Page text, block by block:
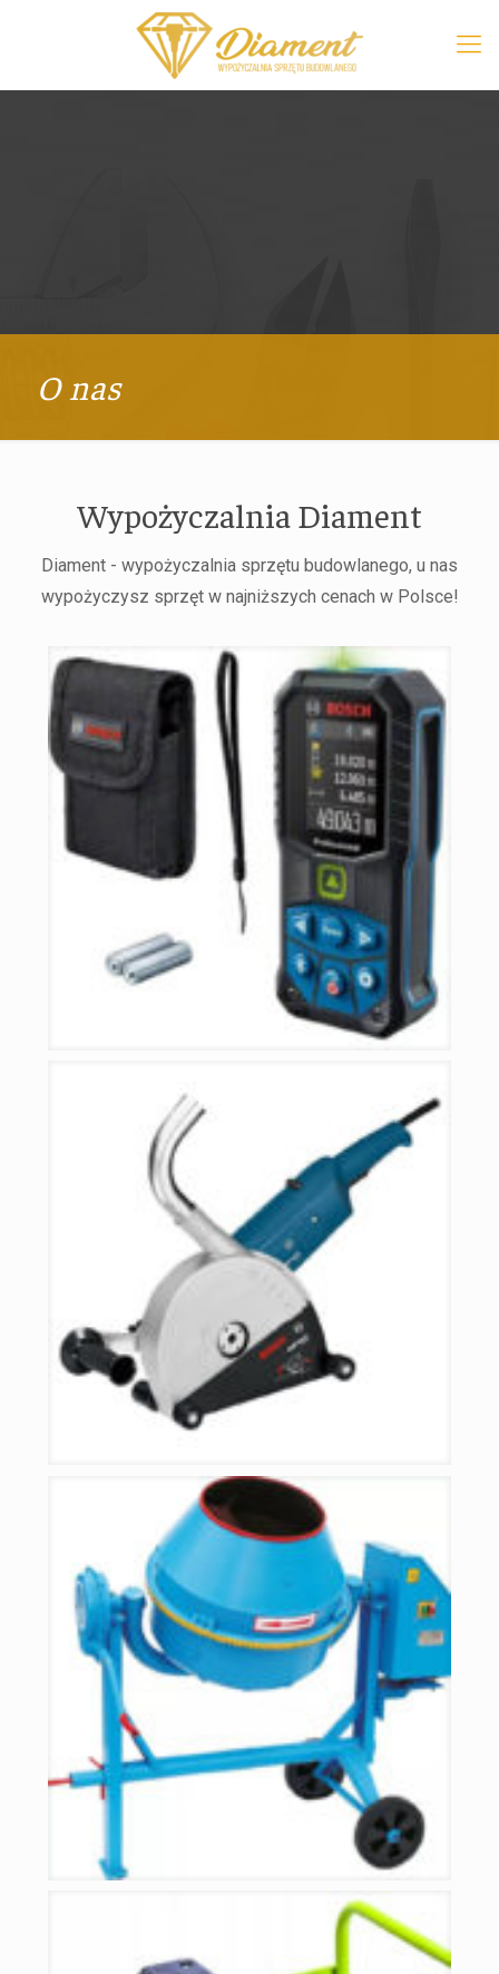
O nas
Wypożyczalnia Diament
Diament - wypożyczalnia sprzętu budowlanego, u nas
wypożyczysz sprzęt w najniższych cenach w Polsce!